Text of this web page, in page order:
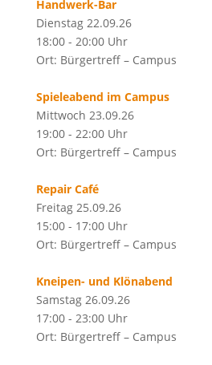
Handwerk-Bar
Dienstag 22.09.26
18:00 - 20:00 Uhr
Ort: Bürgertreff – Campus
Spieleabend im Campus
Mittwoch 23.09.26
19:00 - 22:00 Uhr
Ort: Bürgertreff – Campus
Repair Café
Freitag 25.09.26
15:00 - 17:00 Uhr
Ort: Bürgertreff – Campus
Kneipen- und Klönabend
Samstag 26.09.26
17:00 - 23:00 Uhr
Ort: Bürgertreff – Campus